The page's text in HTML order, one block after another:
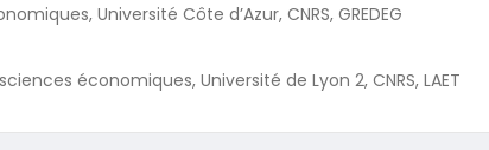
Université Côte d’Azur, CNRS, GREDEG
économiques, Université de Lyon 2, CNRS, LAET